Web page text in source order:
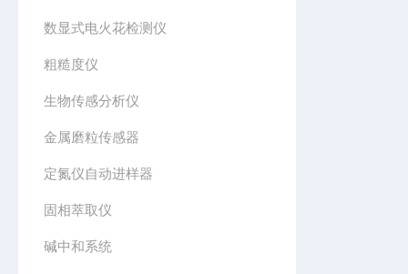
数显式电火花检测仪
粗糙度仪
生物传感分析仪
金属磨粒传感器
定氮仪自动进样器
固相萃取仪
碱中和系统